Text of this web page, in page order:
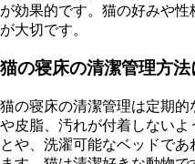
が効果的です。猫の好みや
が大切です。
猫の寝床の清潔管理方法
猫の寝床の清潔管理は定期
や皮脂、汚れが付着しないよ
とや、洗濯可能なベッドで